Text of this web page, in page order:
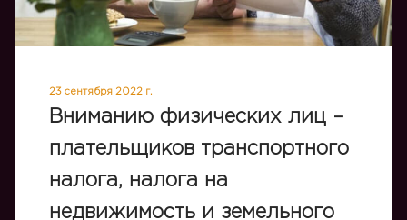
23 сентября 2022 г.
Вниманию физических лиц –
плательщиков транспортного
налога, налога на
недвижимость и земельного